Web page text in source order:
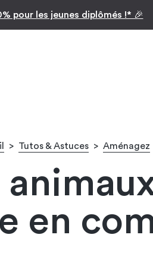
vos achats avec le paiement en
Inspiration
> Tutos & Astuces > Aménagez
en